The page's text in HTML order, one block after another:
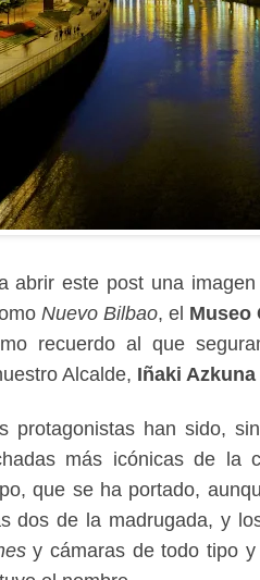
abrir este post una
Nuevo Bilbao, el Museo
recuerdo al que
Alcalde, Iñaki Azkuna
protagonistas han sido,
más icónicas de la
que se ha portado,
dos de la madrugada, y
y cámaras de todo tipo y